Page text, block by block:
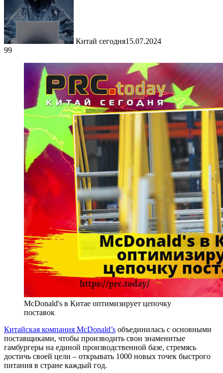
Китай сегодня15.07.2024
99
McDonald's в Китае оптимизирует цепочку
поставок
Китайская компания McDonald’s объединилась с основными
поставщиками, чтобы производить свои знаменитые
гамбургеры на единой производственной базе, стремясь
достичь своей цели – открывать 1000 новых точек быстрого
питания в стране каждый год.